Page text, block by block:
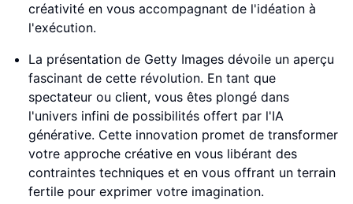
créativité en vous accompagnant de l'idéation à
l'exécution.
La présentation de Getty Images dévoile un aperçu
fascinant de cette révolution. En tant que
spectateur ou client, vous êtes plongé dans
l'univers infini de possibilités offert par l'IA
générative. Cette innovation promet de transformer
votre approche créative en vous libérant des
contraintes techniques et en vous offrant un terrain
fertile pour exprimer votre imagination.